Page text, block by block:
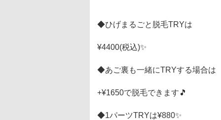
◆ひげまるごと脱毛TRYは
¥4400(税込)✨
◆あご裏も一緒にTRYする場合は
+¥1650で脱毛できます🎵
◆1パーツTRYは¥880✨